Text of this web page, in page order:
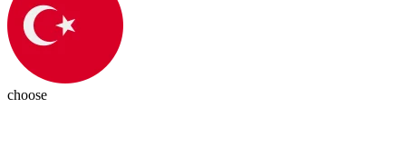
choose